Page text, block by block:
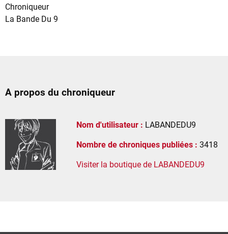
Chroniqueur
La Bande Du 9
A propos du chroniqueur
Nom d'utilisateur : LABANDEDU9
Nombre de chroniques publiées : 3418
Visiter la boutique de LABANDEDU9